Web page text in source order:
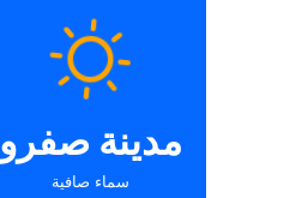
مدينة صفرو
سماء صافية